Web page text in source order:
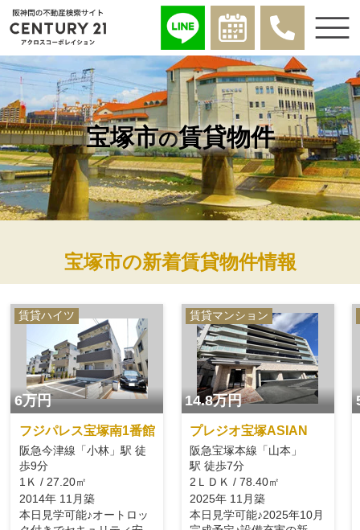
宝塚市の賃貸物件
宝塚市の新着賃貸物件情報
賃貸ハイツ
6万円
フジパレス宝塚南1番館
阪急今津線「小林」駅 徒
歩9分
1Ｋ / 27.20㎡
2014年 11月築
本日見学可能♪オートロッ
賃貸マンション
14.8万円
プレジオ宝塚ASIAN
阪急宝塚本線「山本」
駅 徒歩7分
2ＬＤＫ / 78.40㎡
2025年 11月築
本日見学可能♪2025年10月